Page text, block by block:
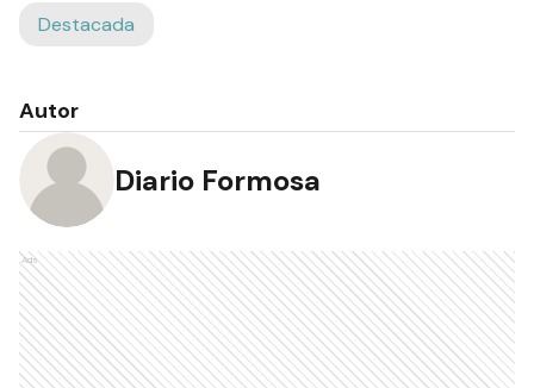
Destacada
Autor
Diario Formosa
Ads